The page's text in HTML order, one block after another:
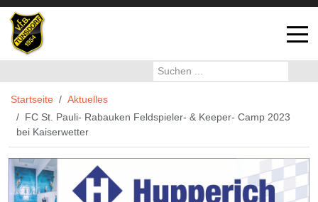
Off-
Startseite
Aktuelles
FC St. Pauli- Rabauken Feldspieler- & Keeper- Camp 2023
bei Kaiserwetter